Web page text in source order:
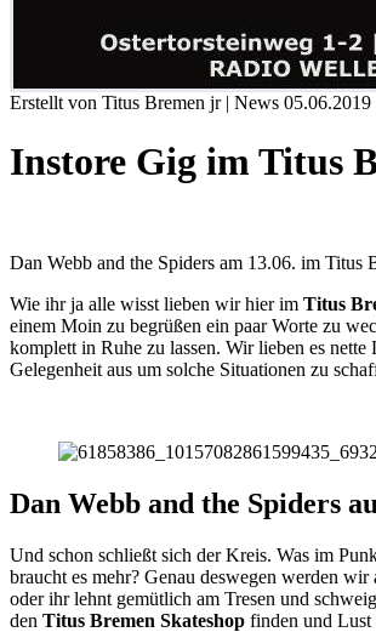
Erstellt von Titus Bremen jr | News 05.06.2019
Instore Gig im Titus
Dan Webb and the Spiders am 13.06. im Titus
Wie ihr ja alle wisst lieben wir hier im Titus
einem Moin zu begrüßen ein paar Worte zu
komplett in Ruhe zu lassen. Wir lieben es
Gelegenheit aus um solche Situationen zu
Dan Webb and the Spiders
Und schon schließt sich der Kreis. Was im
braucht es mehr? Genau deswegen werden
oder ihr lehnt gemütlich am Tresen und
den Titus Bremen Skateshop finden und Lust